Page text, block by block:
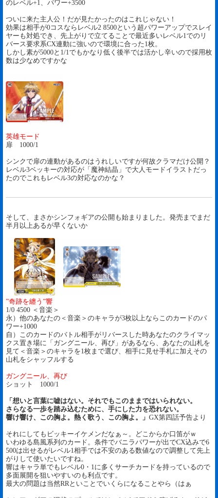
のレベル+1、パワー+3500
ついに来た主人公！だが見たかったのはこれじゃない！
効果は相手が0コスならレベル2 8500という超パワーアップでスレイ
ヤーも対処でき、先上がりで立てることで最近多いレベル1でのリ
バース要求系CX連動に強いので環境に合った1枚。
しかし素が5000と1/1でもかなり低く後半では活かし辛いので採用枚
数は少なめですかな
英雄モード
扉 1000/1
シンクで扉の連動があるのはうれしいですが何故クラマだけ公開？
レベル3ベッキーの対応が「魔神結晶」で大人モードイラストだっ
たのでこれもレベル3の対応なのかな？
そして、まさかシンフォギアの公開も始まりました。発売までまだ
半月以上あるが早くないか
”奇跡を纏う”響
1/0 4500 ＜音楽＞
永）他のあなたの＜音楽＞のキャラが3枚以上ならこのカードのパ
ワー+1000
自）このカードのバトル相手がリバースした時あなたのクライマッ
クス置き場に「ガングニール、再び」があるなら、あなたの山札を
見て＜音楽＞のキャラを1枚まで選び、相手に見せ手札に加えその
山札をシャッフルする
ガングニール、再び
ショット 1000/1
「想いと言葉に嘘はない。それでもこのままではいられない。
さらなる一歩を踏み込むために、手にした力を恐れない。
響け響け、この胸よ。熱く歌う、この胸よ。」 GX第四話予告より
それにしてもビッキーイケメンだなぁ～。どこからか口笛がｗ
いわゆる島風系列のカード。条件でバニラパワーが出でCX込みで6
500は出せるがレベル1相手では不安のある数値なので調整して先上
がりして使いたいですね。
響はキャラ単でもレベル0・1に多くサーチカードを持っているので
多面展開を狙いやすいのも利点です。
最大の問題は当然RRといことでいくらになることやら（はぁ